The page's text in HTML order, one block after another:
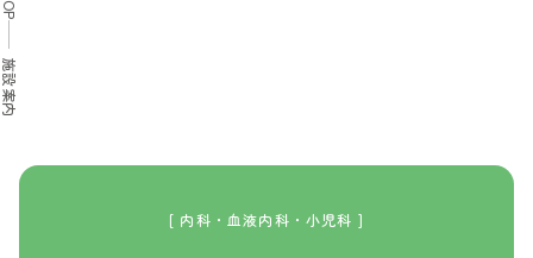
施設案内
[ 内科・血液内科・小児科 ]